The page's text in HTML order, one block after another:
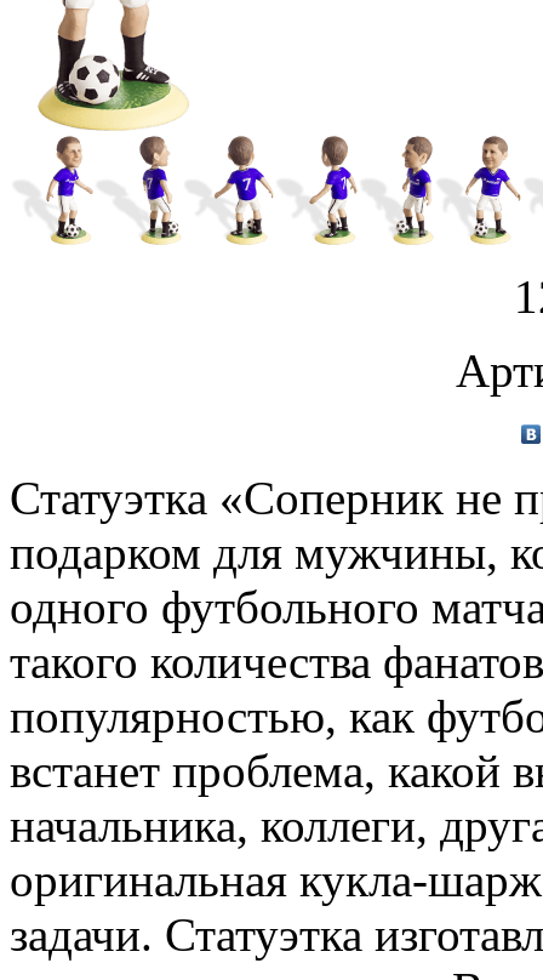
Статуэтка «Соперник не
подарком для мужчины,
одного футбольного
такого количества
популярностью, как
встанет проблема, какой
начальника, коллеги,
оригинальная кукла-
задачи. Статуэтка